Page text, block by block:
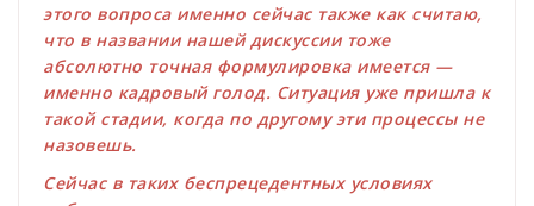
этого вопроса именно сейчас также как считаю,
что в названии нашей дискуссии тоже
абсолютно точная формулировка имеется —
именно кадровый голод. Ситуация уже пришла к
такой стадии, когда по другому эти процессы не
назовешь.
Сейчас в таких беспрецедентных условиях